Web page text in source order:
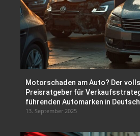
Motorschaden am Auto? Der
Preisratgeber für
führenden Automarken in
13. September 2025